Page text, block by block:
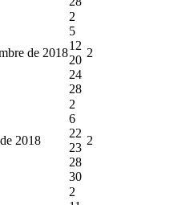
de 2018
2
5
12
20
24
28
2
2018
2
6
22
23
28
30
2
2